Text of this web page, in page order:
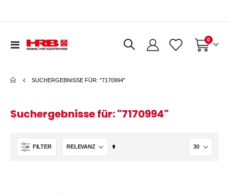
Navigation
Warenkorb
0Artikel
SUCHERGEBNISSE FÜR: "7170994"
Suchergebnisse für: "7170994"
FILTER
In